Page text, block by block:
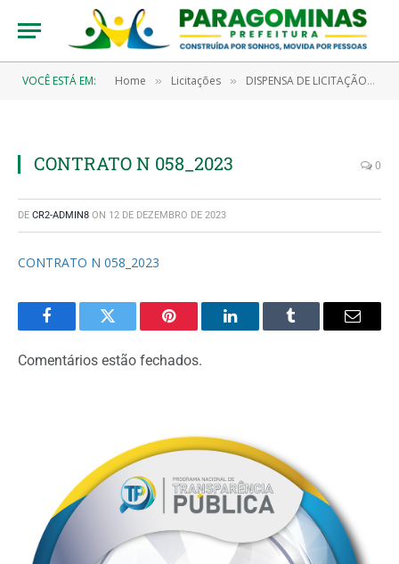
VOCÊ ESTÁ EM: Home » Licitações » DISPENSA DE LICITAÇÃO N° 7/2022-00065 (AQUISIÇÃO DE MATERIAL FARAMACOLÓGICO OBJETIVANDO ATENDER A SECRETARIA MUNICIPAL DE SAÚDE E SEUS PROGRAMAS)
CONTRATO N 058_2023 0
DE CR2-ADMIN8 ON 12 DE DEZEMBRO DE 2023
CONTRATO N 058_2023
FacebookTwitter Pinterest LinkedInTumblr Email
Comentários estão fechados.